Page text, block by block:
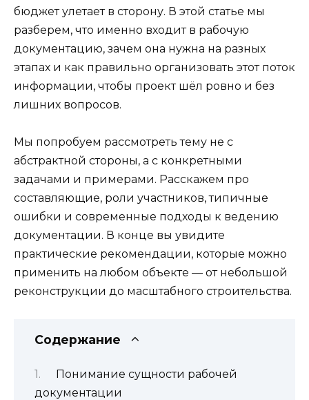
бюджет улетает в сторону. В этой статье мы
разберем, что именно входит в рабочую
документацию, зачем она нужна на разных
этапах и как правильно организовать этот поток
информации, чтобы проект шёл ровно и без
лишних вопросов.
Мы попробуем рассмотреть тему не с
абстрактной стороны, а с конкретными
задачами и примерами. Расскажем про
составляющие, роли участников, типичные
ошибки и современные подходы к ведению
документации. В конце вы увидите
практические рекомендации, которые можно
применить на любом объекте — от небольшой
реконструкции до масштабного строительства.
Содержание
Понимание сущности рабочей
документации